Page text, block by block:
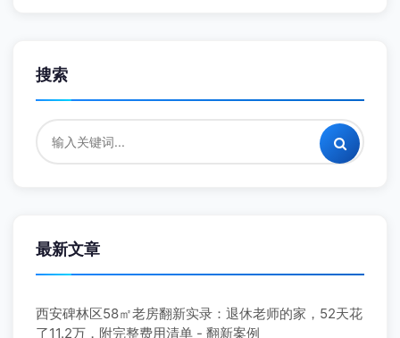
搜索
最新文章
西安碑林区58㎡老房翻新实录：退休老师的家，52天花
了11.2万，附完整费用清单 - 翻新案例